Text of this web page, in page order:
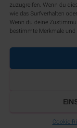
zuzugreifen. Wenn du
wie das Surfverhalten
Wenn du deine
bestimmte Merkmale
Cookie-
Mit Frau